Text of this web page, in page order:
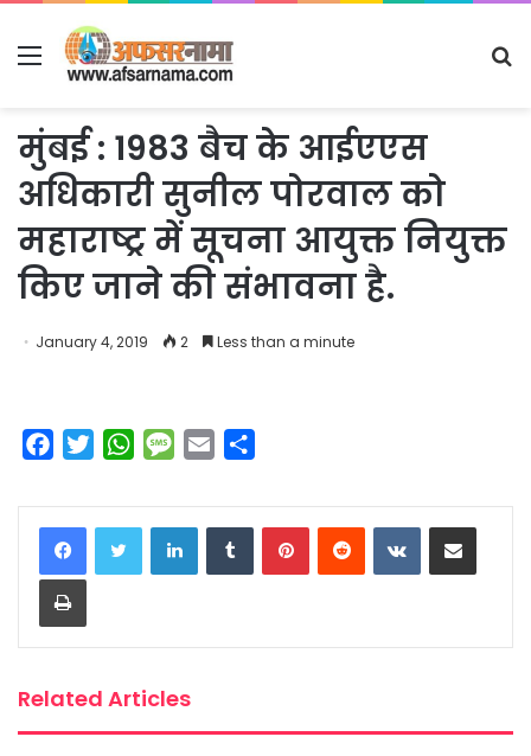
Menu
मुंबई : 1983 बैच के आईएएस
अधिकारी सुनील पोरवाल को
महाराष्ट्र में सूचना आयुक्त नियुक्त
किए जाने की संभावना है.
January 4, 2019 2 Less than a minute
c
e
b
o
o
i
t
t
W
a
t
s
M
s
s
a
a
i
a
r
e
LinkedInTumblrPinterestReddit VKontakteShare via Email
Print
Related Articles